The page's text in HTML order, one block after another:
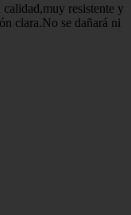
calidad,muy resistente y
clara.No se dañará ni